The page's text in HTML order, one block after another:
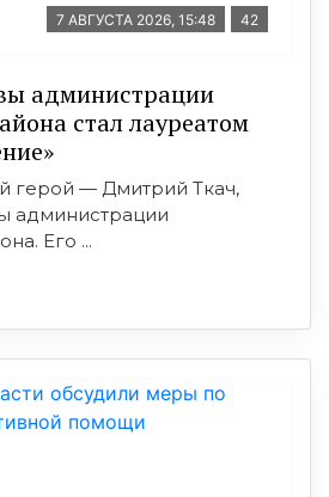
7 АВГУСТА 2026, 15:48 42
администрации
стал лауреатом
герой — Дмитрий Ткач,
администрации
Его ...